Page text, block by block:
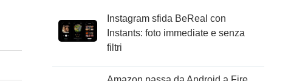
Instagram sfida BeReal con
Instants: foto immediate e senza
filtri